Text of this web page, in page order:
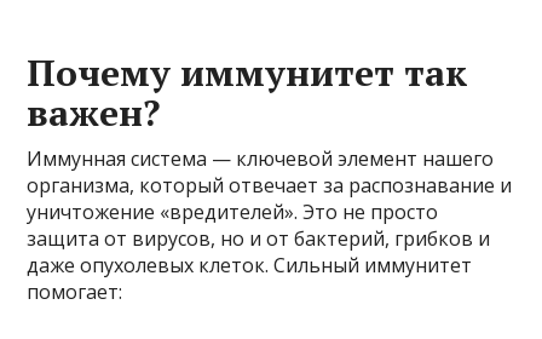
Почему иммунитет так
важен?
Иммунная система — ключевой элемент нашего
организма, который отвечает за распознавание и
уничтожение «вредителей». Это не просто
защита от вирусов, но и от бактерий, грибков и
даже опухолевых клеток. Сильный иммунитет
помогает: